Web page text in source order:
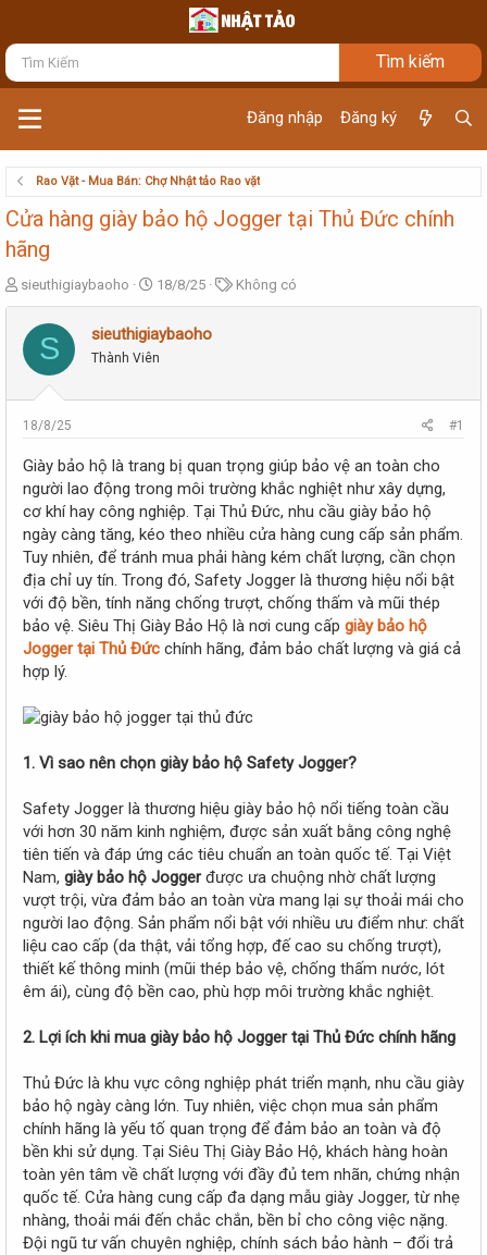
Đăng nhập Đăng ký
Rao Vặt - Mua Bán: Chợ Nhật tảo Rao vặt
Cửa hàng giày bảo hộ Jogger tại Thủ Đức chính
hãng
T
h
e
a
s
e
r
sieuthigiaybaoho
N
g
y
g
i
18/8/25
T
ừ
Không có
S sieuthigiaybaoho
Thành Viên
18/8/25 #1
Giày bảo hộ là trang bị quan trọng giúp bảo vệ an toàn cho
người lao động trong môi trường khắc nghiệt như xây dựng,
cơ khí hay công nghiệp. Tại Thủ Đức, nhu cầu giày bảo hộ
ngày càng tăng, kéo theo nhiều cửa hàng cung cấp sản phẩm.
Tuy nhiên, để tránh mua phải hàng kém chất lượng, cần chọn
địa chỉ uy tín. Trong đó, Safety Jogger là thương hiệu nổi bật
với độ bền, tính năng chống trượt, chống thấm và mũi thép
bảo vệ. Siêu Thị Giày Bảo Hộ là nơi cung cấp giày bảo hộ
Jogger tại Thủ Đức chính hãng, đảm bảo chất lượng và giá cả
hợp lý.
1. Vì sao nên chọn giày bảo hộ Safety Jogger?
Safety Jogger là thương hiệu giày bảo hộ nổi tiếng toàn cầu
với hơn 30 năm kinh nghiệm, được sản xuất bằng công nghệ
tiên tiến và đáp ứng các tiêu chuẩn an toàn quốc tế. Tại Việt
Nam, giày bảo hộ Joggerđược ưa chuộng nhờ chất lượng
vượt trội, vừa đảm bảo an toàn vừa mang lại sự thoải mái cho
người lao động. Sản phẩm nổi bật với nhiều ưu điểm như: chất
liệu cao cấp (da thật, vải tổng hợp, đế cao su chống trượt),
thiết kế thông minh (mũi thép bảo vệ, chống thấm nước, lót
êm ái), cùng độ bền cao, phù hợp môi trường khắc nghiệt.
2. Lợi ích khi mua giày bảo hộ Jogger tại Thủ Đức chính hãng
Thủ Đức là khu vực công nghiệp phát triển mạnh, nhu cầu giày
bảo hộ ngày càng lớn. Tuy nhiên, việc chọn mua sản phẩm
chính hãng là yếu tố quan trọng để đảm bảo an toàn và độ
bền khi sử dụng. Tại Siêu Thị Giày Bảo Hộ, khách hàng hoàn
toàn yên tâm về chất lượng với đầy đủ tem nhãn, chứng nhận
quốc tế. Cửa hàng cung cấp đa dạng mẫu giày Jogger, từ nhẹ
nhàng, thoải mái đến chắc chắn, bền bỉ cho công việc nặng.
Đội ngũ tư vấn chuyên nghiệp, chính sách bảo hành – đổi trả